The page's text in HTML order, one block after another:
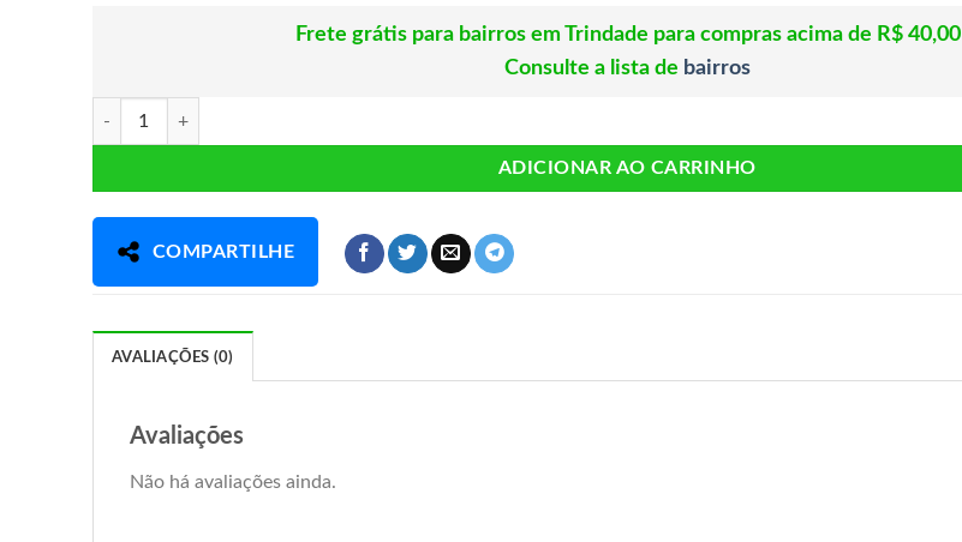
Frete grátis para bairros em Trindade para compras acima de R$ 40,00
Consulte a lista de bairros
Cartamo + coco 60 caps ClincMais quantidade
ADICIONAR AO CARRINHO
COMPARTILHE
AVALIAÇÕES (0)
Avaliações
Não há avaliações ainda.